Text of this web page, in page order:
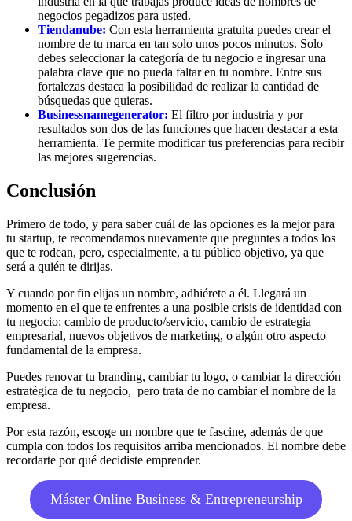
negocios pegadizos para usted.
Tiendanube: Con esta herramienta gratuita puedes crear el
nombre de tu marca en tan solo unos pocos minutos. Solo
debes seleccionar la categoría de tu negocio e ingresar una
palabra clave que no pueda faltar en tu nombre. Entre sus
fortalezas destaca la posibilidad de realizar la cantidad de
búsquedas que quieras.
Businessnamegenerator: El filtro por industria y por
resultados son dos de las funciones que hacen destacar a esta
herramienta. Te permite modificar tus preferencias para recibir
las mejores sugerencias.
Conclusión
Primero de todo, y para saber cuál de las opciones es la mejor para
tu startup, te recomendamos nuevamente que preguntes a todos los
que te rodean, pero, especialmente, a tu público objetivo, ya que
será a quién te dirijas.
Y cuando por fin elijas un nombre, adhiérete a él. Llegará un
momento en el que te enfrentes a una posible crisis de identidad con
tu negocio: cambio de producto/servicio, cambio de estrategia
empresarial, nuevos objetivos de marketing, o algún otro aspecto
fundamental de la empresa.
Puedes renovar tu branding, cambiar tu logo, o cambiar la dirección
estratégica de tu negocio, pero trata de no cambiar el nombre de la
empresa.
Por esta razón, escoge un nombre que te fascine, además de que
cumpla con todos los requisitos arriba mencionados. El nombre debe
recordarte por qué decidiste emprender.
Máster Online Business & Entrepreneurship